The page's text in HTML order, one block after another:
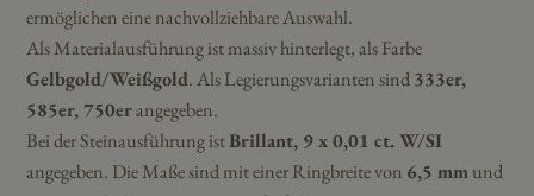
ermöglichen eine nachvollziehbare Auswahl.
Als Materialausführung ist massiv hinterlegt, als Farbe
Gelbgold/Weißgold. Als Legierungsvarianten sind333er,
585er, 750erangegeben.
Bei der Steinausführung istBrillant, 9 x 0,01 ct. W/SI
angegeben. Die Maße sind mit einer Ringbreite von 6,5 mmund